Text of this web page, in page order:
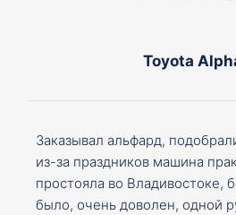
Toyota
Заказывал альфард,
из-за праздников машина
простояла во Владивостоке,
было, очень доволен, одной